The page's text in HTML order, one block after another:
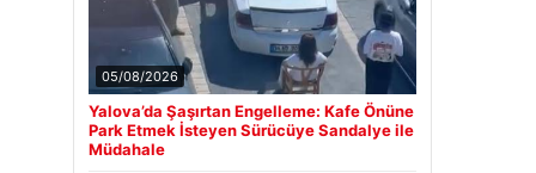
05/08/2026
Yalova’da Şaşırtan Engelleme: Kafe Önüne
Park Etmek İsteyen Sürücüye Sandalye ile
Müdahale